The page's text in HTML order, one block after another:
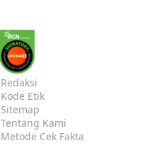
Redaksi
Kode Etik
Sitemap
Tentang Kami
Metode Cek Fakta